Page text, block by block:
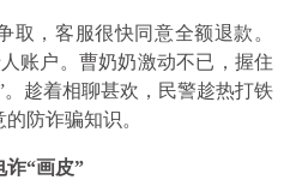
取，客服很快同意全额退款。
账户。曹奶奶激动不已，握住
趁着相聊甚欢，民警趁热打铁
防诈骗知识。
诈“画皮”